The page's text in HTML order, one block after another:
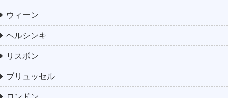
ウィーン
ヘルシンキ
リスボン
ブリュッセル